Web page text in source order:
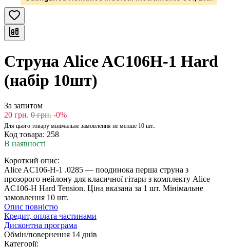
Струна Alice AC106H-1 Hard
(набір 10шт)
За запитом
20 грн. 0 грн. -0%
Для цього товару мінімальне замовлення не менше 10 шт..
Код товара: 258
В наявності
Короткий опис:
Alice AC106-H-1 .0285 — поодинока перша струна з
прозорого нейлону для класичної гітари з комплекту Alice
AC106-H Hard Tension. ​Ціна вказана за 1 шт. Мінімальне
замовлення 10 шт.
Опис повністю
Кредит, оплата частинами
Дисконтна програма
Обмін/повернення 14 днів
Категорії: